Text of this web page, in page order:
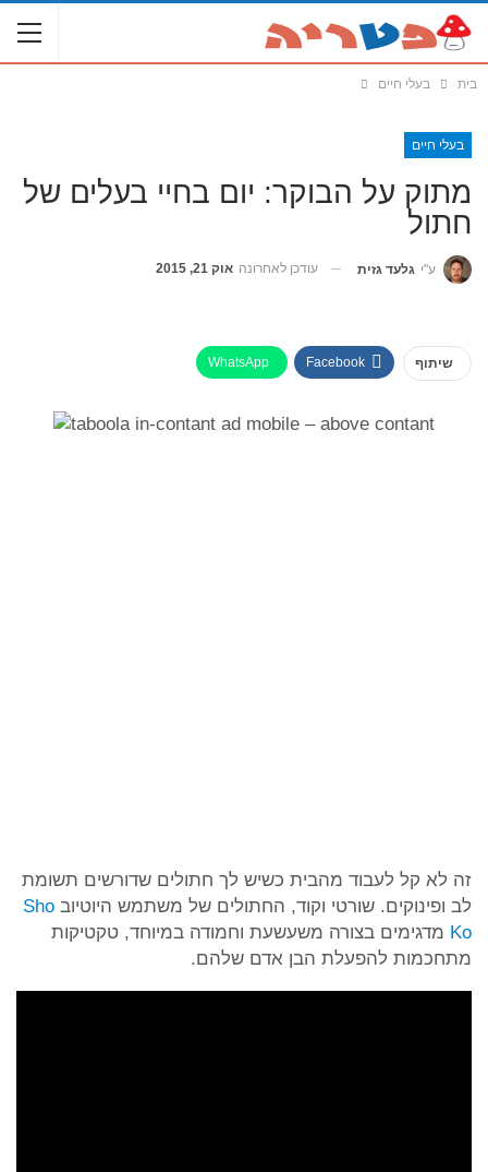
בית בעלי חיים
בעלי חיים
מתוק על הבוקר: יום בחיי בעלים של
חתול
ע"י גלעד גזית עודכן לאחרונה אוק 21, 2015
שיתוף Facebook
WhatsApp
זה לא קל לעבוד מהבית כשיש לך חתולים שדורשים תשומת
לב ופינוקים. שורטי וקוד, החתולים של משתמש היוטיוב Sho
Ko מדגימים בצורה משעשעת וחמודה במיוחד, טקטיקות
מתחכמות להפעלת הבן אדם שלהם.